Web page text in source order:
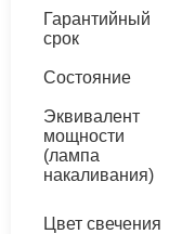
Гарантийный
срок
Состояние
Эквивалент
мощности
(лампа
накаливания)
Цвет свечения